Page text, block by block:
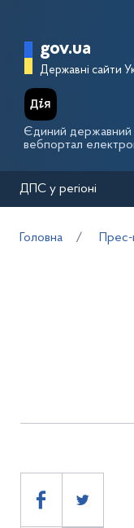
Головна
gov.ua
Державні сайти
Єдиний державний
вебпортал
ДПС у регіоні
Головна